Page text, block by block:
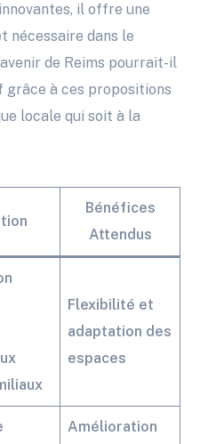
il offre une
nécessaire dans le
de Reims pourrait-il
à ces propositions
locale qui soit à la
Bénéfices
Attendus
Flexibilité et
adaptation des
espaces
Amélioration